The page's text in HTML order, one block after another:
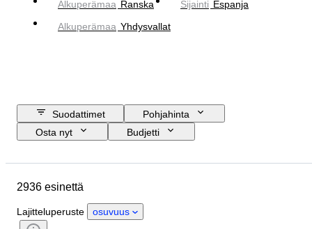
Alkuperämaa Ranska Sijainti Espanja
Alkuperämaa Yhdysvallat
Suodattimet
Pohjahinta
Osta nyt
Budjetti
Kunto
Tyylisuuntaus
Allekirjoitus
Painos
2936 esinettä
Lajitteluperuste osuvuus